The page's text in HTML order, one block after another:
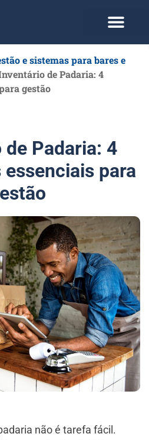
e sistemas para bares e
de Padaria: 4
gestão
Padaria: 4
para
não é tarefa fácil.